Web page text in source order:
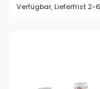
Verfügbar, Lieferfrist 2-